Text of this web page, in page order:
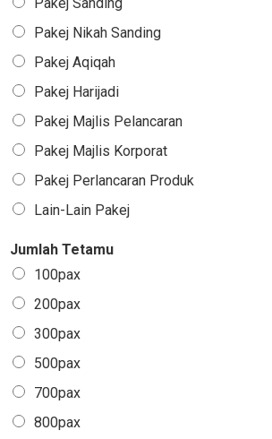
Pakej Sanding
Pakej Nikah Sanding
Pakej Aqiqah
Pakej Harijadi
Pakej Majlis Pelancaran
Pakej Majlis Korporat
Pakej Perlancaran Produk
Lain-Lain Pakej
Jumlah Tetamu
100pax
200pax
300pax
500pax
700pax
800pax